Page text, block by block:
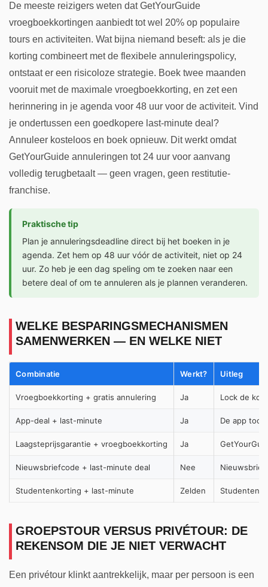
De meeste reizigers weten dat GetYourGuide
vroegboekkortingen aanbiedt tot wel 20% op populaire
tours en activiteiten. Wat bijna niemand beseft: als je die
korting combineert met de flexibele annuleringspolicy,
ontstaat er een risicoloze strategie. Boek twee maanden
vooruit met de maximale vroegboekkorting, en zet een
herinnering in je agenda voor 48 uur voor de activiteit. Vind
je ondertussen een goedkopere last-minute deal?
Annuleer kosteloos en boek opnieuw. Dit werkt omdat
GetYourGuide annuleringen tot 24 uur voor aanvang
volledig terugbetaalt — geen vragen, geen restitutie-
franchise.
Praktische tip
Plan je annuleringsdeadline direct bij het boeken in je
agenda. Zet hem op 48 uur vóór de activiteit, niet op 24
uur. Zo heb je een dag speling om te zoeken naar een
betere deal of om te annuleren als je plannen veranderen.
WELKE BESPARINGSMECHANISMEN
SAMENWERKEN — EN WELKE NIET
Combinatie Werkt? Uitleg
Vroegboekkorting + gratis annulering Ja Lock de
App-deal + last-minute Ja De app
Laagsteprijsgarantie + vroegboekkorting Ja
Nieuwsbriefcode + last-minute deal Nee
Studentenkorting + last-minute Zelden
GROEPSTOUR VERSUS PRIVÉTOUR: DE
REKENSOM DIE JE NIET VERWACHT
Een privétour klinkt aantrekkelijk, maar per persoon is een